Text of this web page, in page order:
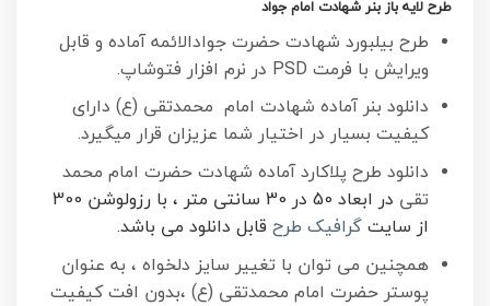
طرح لایه باز بنر شهادت امام جواد
طرح بیلبورد شهادت حضرت جوادالائمه آماده و قابل
ویرایش با فرمت PSD در نرم افزار فتوشاپ.
دانلود بنر آماده شهادت امام محمدتقی (ع) دارای
کیفیت بسیار در اختیار شما عزیزان قرار میگیرد.
دانلود طرح پلاکارد آماده شهادت حضرت امام محمد
تقی
در ابعاد 50 در 30 سانتی متر ، با رزولوشن 300
از سایت گرافیک طرحقابل دانلود می باشد.
همچنین می توان با تغییر سایز دلخواه ، به عنوان
پوستر حضرت امام محمدتقی (ع) ،بدون افت کیفیت